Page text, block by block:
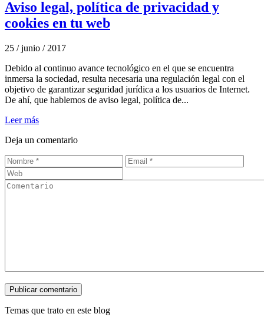
Aviso legal, política de privacidad y
cookies en tu web
25 / junio / 2017
Debido al continuo avance tecnológico en el que se encuentra
inmersa la sociedad, resulta necesaria una regulación legal con el
objetivo de garantizar seguridad jurídica a los usuarios de Internet.
De ahí, que hablemos de aviso legal, política de...
Leer más
Deja un comentario
Publicar comentario
Temas que trato en este blog